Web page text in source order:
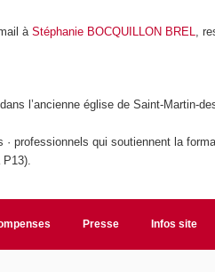
àStéphanie BOCQUILLON BREL
,
l’ancienne église de Saint-Martin-
professionnels qui soutiennent la
P13).
Presse Infos site